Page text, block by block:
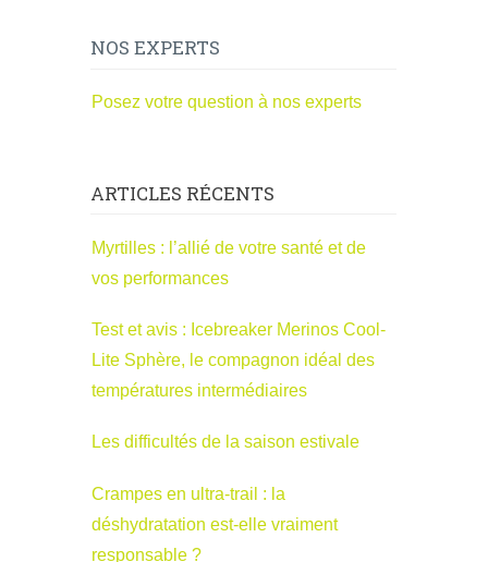
NOS EXPERTS
Posez votre question à nos experts
ARTICLES RÉCENTS
Myrtilles : l’allié de votre santé et de
vos performances
Test et avis : Icebreaker Merinos Cool-
Lite Sphère, le compagnon idéal des
températures intermédiaires
Les difficultés de la saison estivale
Crampes en ultra-trail : la
déshydratation est-elle vraiment
responsable ?